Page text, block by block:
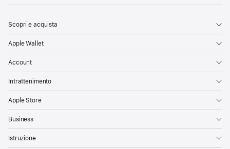
Scopri e acquista
Apple Wallet
Account
Intrattenimento
Apple Store
Business
Istruzione